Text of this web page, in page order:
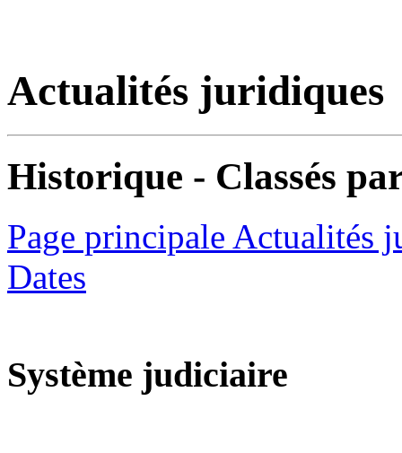
Actualités juridiques
Historique - Classés
Page principale Actualités
Dates
Système judiciaire